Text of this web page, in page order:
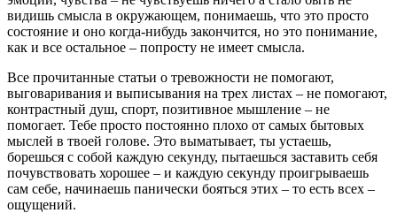
видишь смысла в окружающем, понимаешь, что это просто
состояние и оно когда-нибудь закончится, но это понимание,
как и все остальное – попросту не имеет смысла.
Все прочитанные статьи о тревожности не помогают,
выговаривания и выписывания на трех листах – не помогают,
контрастный душ, спорт, позитивное мышление – не
помогает. Тебе просто постоянно плохо от самых бытовых
мыслей в твоей голове. Это выматывает, ты устаешь,
борешься с собой каждую секунду, пытаешься заставить себя
почувствовать хорошее – и каждую секунду проигрываешь
сам себе, начинаешь панически бояться этих – то есть всех –
ощущений.